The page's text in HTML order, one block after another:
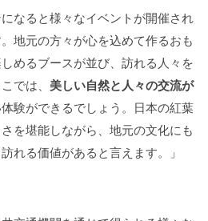
なると様々なイベントが開催され
地元の方々が心を込めて作るおも
めるブースが並び、訪れる人々を
では、 美しい自然と人々の交流が
験ができるでしょう。日本の紅葉
を堪能しながら、地元の文化にも
れる価値があると言えます。」